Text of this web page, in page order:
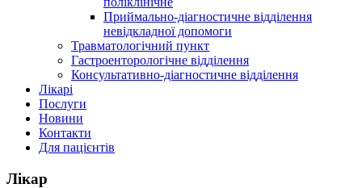
Приймально-діагностичне відділення
невідкладної допомоги
Травматологічний пункт
Гастроенторологічне відділення
Консультативно-діагностичне відділення
Лікарі
Послуги
Новини
Контакти
Для пацієнтів
Лікар